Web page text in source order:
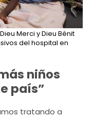
Merci y Dieu Bénit
del hospital en
niños
país”
tratando a